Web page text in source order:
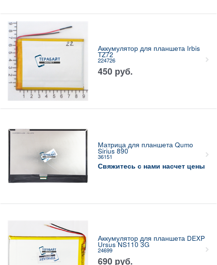
Аккумулятор для планшета Irbis
TZ72
224726
450 руб.
Матрица для планшета Qumo
Sirius 890
36151
Свяжитесь с нами насчет цены
Аккумулятор для планшета DEXP
Ursus NS110 3G
24699
690 руб.